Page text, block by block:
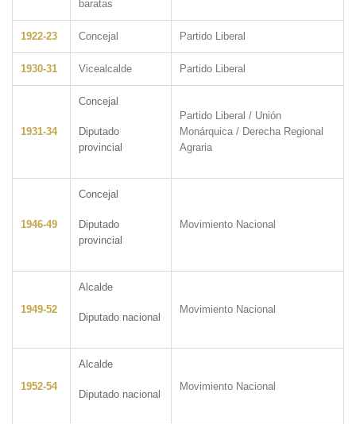
baratas
1922-23 Concejal Partido Liberal
1930-31 Vicealcalde Partido Liberal
1931-34
Concejal
Diputado
provincial
Partido Liberal / Unión
Monárquica / Derecha Regional
Agraria
1946-49
Concejal
Diputado
provincial
Movimiento Nacional
1949-52
Alcalde
Diputado nacional
Movimiento Nacional
1952-54
Alcalde
Diputado nacional
Movimiento Nacional